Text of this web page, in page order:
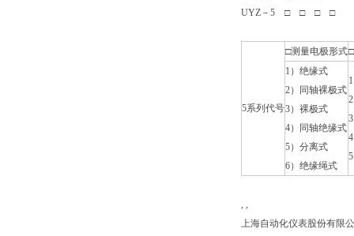
UYZ－5 □ □ □ □
5系列代号
□测量电极形式
1）绝缘式
2）同轴裸极式
3）裸极式
4）同轴绝缘式
5）分离式
6）绝缘绳式
, ,
上海自动化仪表股份有限